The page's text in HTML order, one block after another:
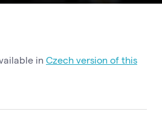
in Czech version of this